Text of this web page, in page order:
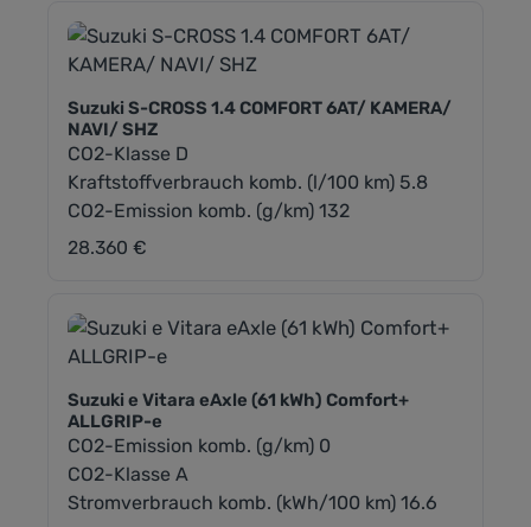
Suzuki S-CROSS 1.4 COMFORT 6AT/ KAMERA/
NAVI/ SHZ
CO2-Klasse D
Kraftstoffverbrauch komb. (l/100 km) 5.8
CO2-Emission komb. (g/km) 132
Regulärer Preis:
28.360 €
Suzuki e Vitara eAxle (61 kWh) Comfort+
ALLGRIP-e
CO2-Emission komb. (g/km) 0
CO2-Klasse A
Stromverbrauch komb. (kWh/100 km) 16.6